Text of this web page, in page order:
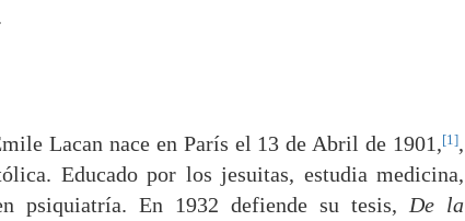
Lacan nace en París el 13 de Abril de 1901,[1],
Educado por los jesuitas, estudia medicina,
psiquiatría. En 1932 defiende su tesis, De la